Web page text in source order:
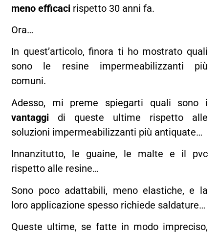
meno efficaci rispetto 30 anni fa.
Ora…
In quest’articolo, finora ti ho mostrato quali
sono le resine impermeabilizzanti più
comuni.
Adesso, mi preme spiegarti quali sono i
vantaggi di queste ultime rispetto alle
soluzioni impermeabilizzanti più antiquate…
Innanzitutto, le guaine, le malte e il pvc
rispetto alle resine…
Sono poco adattabili, meno elastiche, e la
loro applicazione spesso richiede saldature…
Queste ultime, se fatte in modo impreciso,